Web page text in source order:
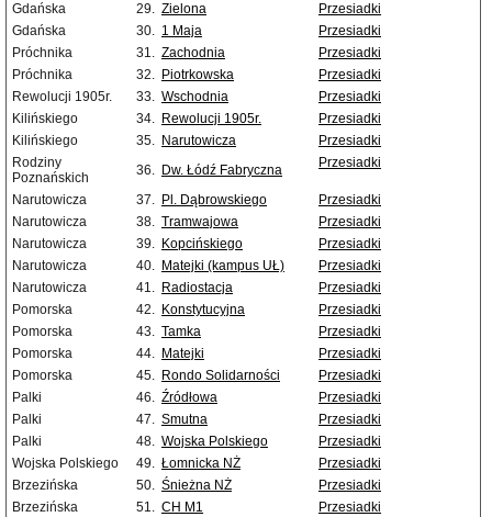
Gdańska
29. Zielona
Przesiadki
Gdańska
30. 1 Maja
Przesiadki
Próchnika
31. Zachodnia
Przesiadki
Próchnika
32. Piotrkowska
Przesiadki
Rewolucji 1905r.
33. Wschodnia
Przesiadki
Kilińskiego
34. Rewolucji 1905r.
Przesiadki
Kilińskiego
35. Narutowicza
Przesiadki
Rodziny
Poznańskich
36. Dw. Łódź Fabryczna Przesiadki
Narutowicza 37. Pl. Dąbrowskiego
Przesiadki
Narutowicza
38. Tramwajowa
Przesiadki
Narutowicza
39. Kopcińskiego
Przesiadki
Narutowicza
40. Matejki (kampus UŁ)
Przesiadki
Narutowicza
41. Radiostacja
Przesiadki
Pomorska
42. Konstytucyjna
Przesiadki
Pomorska
43. Tamka
Przesiadki
Pomorska
44. Matejki
Przesiadki
Pomorska
45. Rondo Solidarności
Przesiadki
Palki
46. Źródłowa
Przesiadki
Palki
47. Smutna
Przesiadki
Palki
48. Wojska Polskiego
Przesiadki
Wojska Polskiego
49. Łomnicka NŻ
Przesiadki
Brzezińska
50. Śnieżna NŻ
Przesiadki
Brzezińska
51. CH M1
Przesiadki